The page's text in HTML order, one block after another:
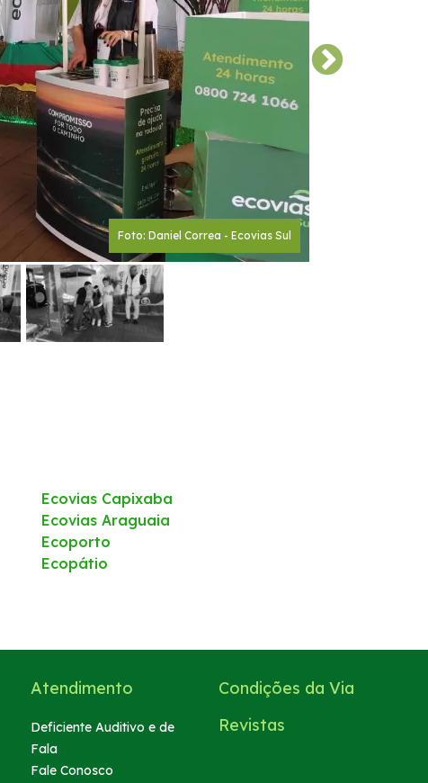
Foto: Daniel Correa - Ecovias Sul
Ecovias Capixaba
Ecovias Araguaia
Ecoporto
Ecopátio
Atendimento
Deficiente Auditivo e de
Fala
Fale Conosco
Condições da Via
Revistas